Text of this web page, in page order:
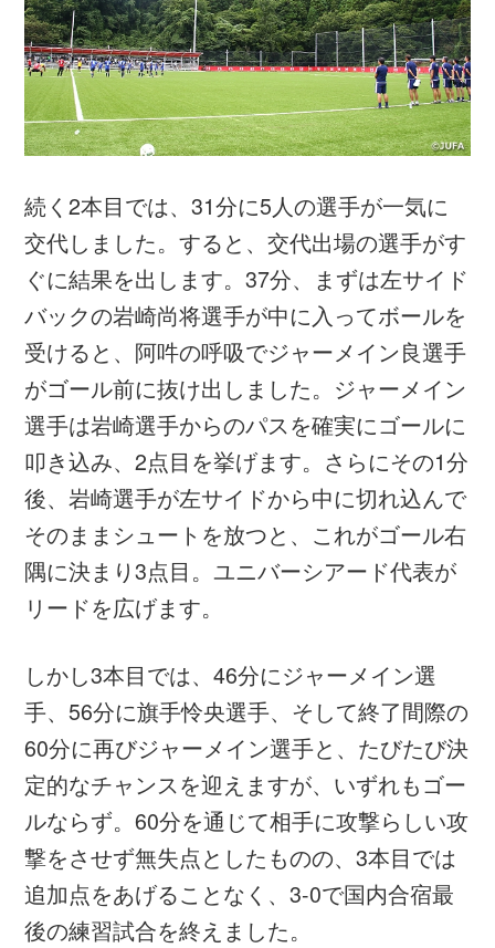
強くなると思うので、切り替えのところで負
けないよう、全体の強度をあげていきたいと
思います。
MF #8 重廣卓也 選手（阪南大学）
点をとれたことはよかったし、今日は攻撃の
す。ただもっと相手を見ながら、縦ばかりで
はなく横の動きも増やして攻撃できればもっ
とよかったです。守備面ではボールを失った
あとの切り替えが早く、ピンチも少なかった
点は評価できると思います。個人的には怪我
から復帰してまだ1週間ほどで、自分だけコ
ンディションの調整が遅れていると感じてい
ます。ですが、チーム全員がそれぞれの立場
での責任感や危機感を感じている中、今でき
ることを一生懸命やっています。いい雰囲気
の中で、金メダルに向けてこの合宿を迎えら
れていると思います。
FW #9 ジャーメイン良 選手（流通経済大
学）
これまで失点が多いことがチームの課題とさ
れていたので、無失点だったのはよかったと
とが反省点です。20分という短い時間でした
が決定機はありました。大会に勝ち進んで強
い相手と対戦するようになれば、もっとチャ
ンスは少なくなると思うので、1本のチャン
スを決めきれる集中力をもって臨みたいで
す。以前の合宿より責任感をもってやらない
といけないと思っていますし、グループリー
グから大事な試合はたくさんあります。自覚
をもって、この合宿に臨みたいと思います。
スケジュール